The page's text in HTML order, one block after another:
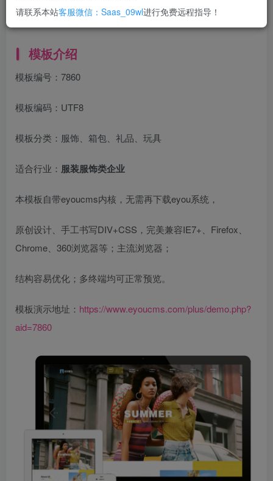
所有工作流及网站模板均无任何问题！
模板介绍
模板编号：7860
模板编码：UTF8
模板分类：服饰、箱包、礼品、玩具
适合行业： 服装服饰类企业
本模板自带eyoucms内核，无需再下载eyou系统，
原创设计、手工书写DIV+CSS，完美兼容IE7+、Firefox、
Chrome、360浏览器等；主流浏览器；
结构容易优化；多终端均可正常预览。
模板演示地址： https://www.eyoucms.com/plus/demo.php?
aid=7860
请联系本站客服微信：Saas_09wl进行免费远程指导！